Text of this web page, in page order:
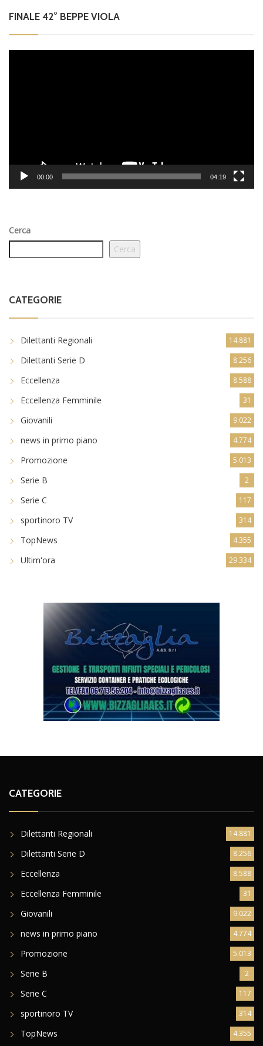
FINALE 42° BEPPE VIOLA
00:00 04:19
Cerca
Cerca
CATEGORIE
Dilettanti Regionali 14.881
Dilettanti Serie D 8.256
Eccellenza 8.588
Eccellenza Femminile 31
Giovanili 9.022
news in primo piano 4.774
Promozione 5.013
Serie B 2
Serie C 117
sportinoro TV 314
TopNews 4.355
Ultim'ora 29.334
CATEGORIE
Dilettanti Regionali 14.881
Dilettanti Serie D 8.256
Eccellenza 8.588
Eccellenza Femminile 31
Giovanili 9.022
news in primo piano 4.774
Promozione 5.013
Serie B 2
Serie C 117
sportinoro TV 314
TopNews 4.355